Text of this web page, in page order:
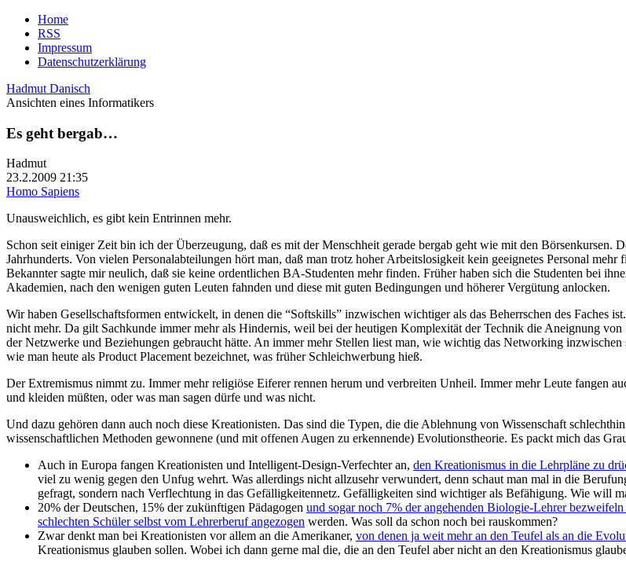
Home
RSS
Impressum
Datenschutzerklärung
Hadmut Danisch
Ansichten eines Informatikers
Es geht bergab…
Hadmut
23.2.2009 21:35
Homo Sapiens
Unausweichlich, es gibt kein Entrinnen mehr.
Schon seit einiger Zeit bin ich der Überzeugung, daß es mit der Menschheit gerade bergab geht wie mit den Börsenkursen.
Jahrhunderts. Von vielen Personalabteilungen hört man, daß man trotz hoher Arbeitslosigkeit kein geeignetes Personal
Bekannter sagte mir neulich, daß sie keine ordentlichen BA-Studenten mehr finden. Früher haben sich die Studenten bei
Akademien, nach den wenigen guten Leuten fahnden und diese mit guten Bedingungen und höherer Vergütung anlocken.
Wir haben Gesellschaftsformen entwickelt, in denen die “Softskills” inzwischen wichtiger als das Beherrschen des Faches
nicht mehr. Da gilt Sachkunde immer mehr als Hindernis, weil bei der heutigen Komplexität der Technik die Aneignung
der Netzwerke und Beziehungen gebraucht hätte. An immer mehr Stellen liest man, wie wichtig das Networking
wie man heute als Product Placement bezeichnet, was früher Schleichwerbung hieß.
Der Extremismus nimmt zu. Immer mehr religiöse Eiferer rennen herum und verbreiten Unheil. Immer mehr Leute fangen
und kleiden müßten, oder was man sagen dürfe und was nicht.
Und dazu gehören dann auch noch diese Kreationisten. Das sind die Typen, die die Ablehnung von Wissenschaft
wissenschaftlichen Methoden gewonnene (und mit offenen Augen zu erkennende) Evolutionstheorie. Es packt mich das
Auch in Europa fangen Kreationisten und Intelligent-Design-Verfechter an, den Kreationismus in die Lehrpläne zu
viel zu wenig gegen den Unfug wehrt. Was allerdings nicht allzusehr verwundert, denn schaut man mal in die
gefragt, sondern nach Verflechtung in das Gefälligkeitennetz. Gefälligkeiten sind wichtiger als Befähigung. Wie will
20% der Deutschen, 15% der zukünftigen Pädagogen und sogar noch 7% der angehenden Biologie-Lehrer
schlechten Schüler selbst vom Lehrerberuf angezogen werden. Was soll da schon noch bei rauskommen?
Zwar denkt man bei Kreationisten vor allem an die Amerikaner, von denen ja weit mehr an den Teufel als an die
Kreationismus glauben sollen. Wobei ich dann gerne mal die, die an den Teufel aber nicht an den Kreationismus